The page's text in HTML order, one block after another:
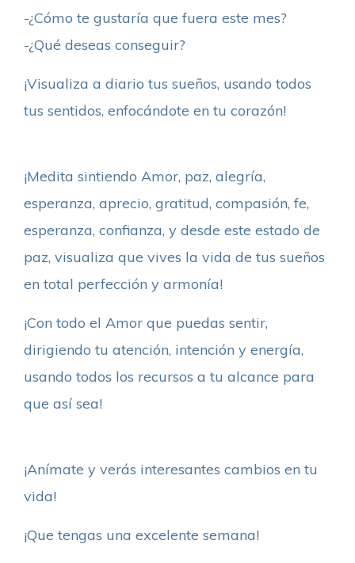
-¿Cómo te gustaría que fuera este mes?
-¿Qué deseas conseguir?
¡Visualiza a diario tus sueños, usando todos
tus sentidos, enfocándote en tu corazón!
¡Medita sintiendo Amor, paz, alegría,
esperanza, aprecio, gratitud, compasión, fe,
esperanza, confianza, y desde este estado de
paz, visualiza que vives la vida de tus sueños
en total perfección y armonía!
¡Con todo el Amor que puedas sentir,
dirigiendo tu atención, intención y energía,
usando todos los recursos a tu alcance para
que así sea!
¡Anímate y verás interesantes cambios en tu
vida!
¡Que tengas una excelente semana!